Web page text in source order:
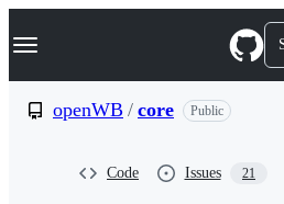
k
p
Navigation Menu
openWB / core Public
Code Issues 21